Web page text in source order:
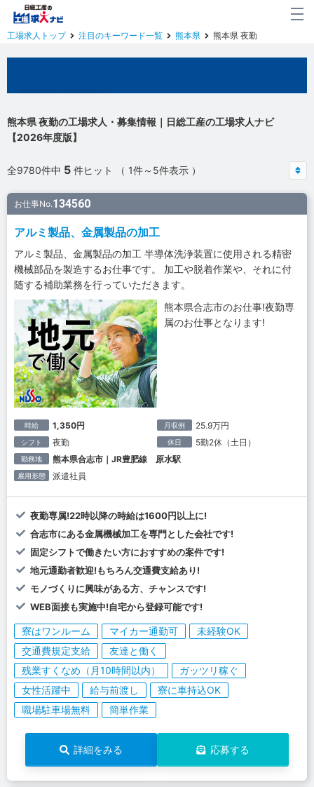
工場求人トップ 注目のキーワード一覧 熊本県 熊本県 夜勤
熊本県 夜勤の工場求人・募集情報｜日総工産の工場求人ナビ
【2026年度版】
全9780件中 5 件ヒット （ 1件～5件表示 ）
お仕事No.134560
アルミ製品、金属製品の加工
アルミ製品、金属製品の加工 半導体洗浄装置に使用される精密
機械部品を製造するお仕事です。 加工や脱着作業や、それに付
随する補助業務を行っていただきます。
熊本県合志市のお仕事!夜勤専
属のお仕事となります!
時給 1,350円 月収例 25.9万円
シフト 夜勤 休日 5勤2休（土日）
勤務地 熊本県合志市｜JR豊肥線 原水駅
雇用形態 派遣社員
夜勤専属!22時以降の時給は1600円以上に!
合志市にある金属機械加工を専門とした会社です!
固定シフトで働きたい方におすすめの案件です!
地元通勤者歓迎!もちろん交通費支給あり!
モノづくりに興味がある方、チャンスです!
WEB面接も実施中!自宅から登録可能です!
寮はワンルーム マイカー通勤可
未経験OK
交通費規定支給
友達と働く
残業すくなめ（月10時間以内）
ガッツリ稼ぐ
女性活躍中
給与前渡し
寮に車持込OK
職場駐車場無料
簡単作業
詳細をみる 応募する